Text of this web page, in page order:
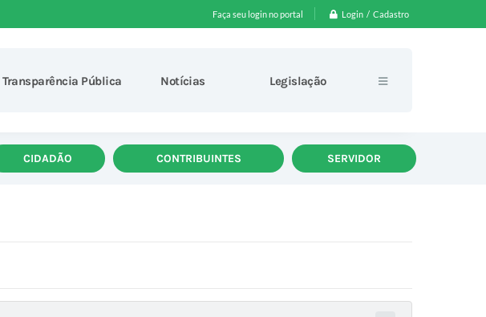
Faça seu login no portal Login / Cadastro
Transparência Pública Notícias Legislação
CIDADÃO CONTRIBUINTES SERVIDOR